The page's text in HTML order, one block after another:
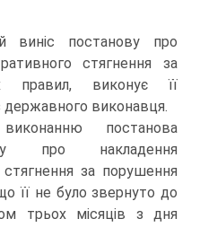
виніс постанову про
стягнення за
правил, виконує її
державного виконавця.
постанова
про накладення
стягнення за порушення
її не було звернуто до
трьох місяців з дня